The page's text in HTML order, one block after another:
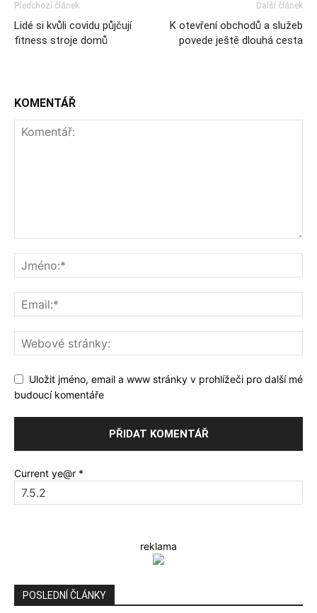
Předchozí článek
Lidé si kvůli covidu půjčují
fitness stroje domů
Další článek
K otevření obchodů a služeb
povede ještě dlouhá cesta
KOMENTÁŘ
Uložit jméno, email a www stránky v prohlížeči pro další mé
budoucí komentáře
Current ye@r *
reklama
POSLEDNÍ ČLÁNKY